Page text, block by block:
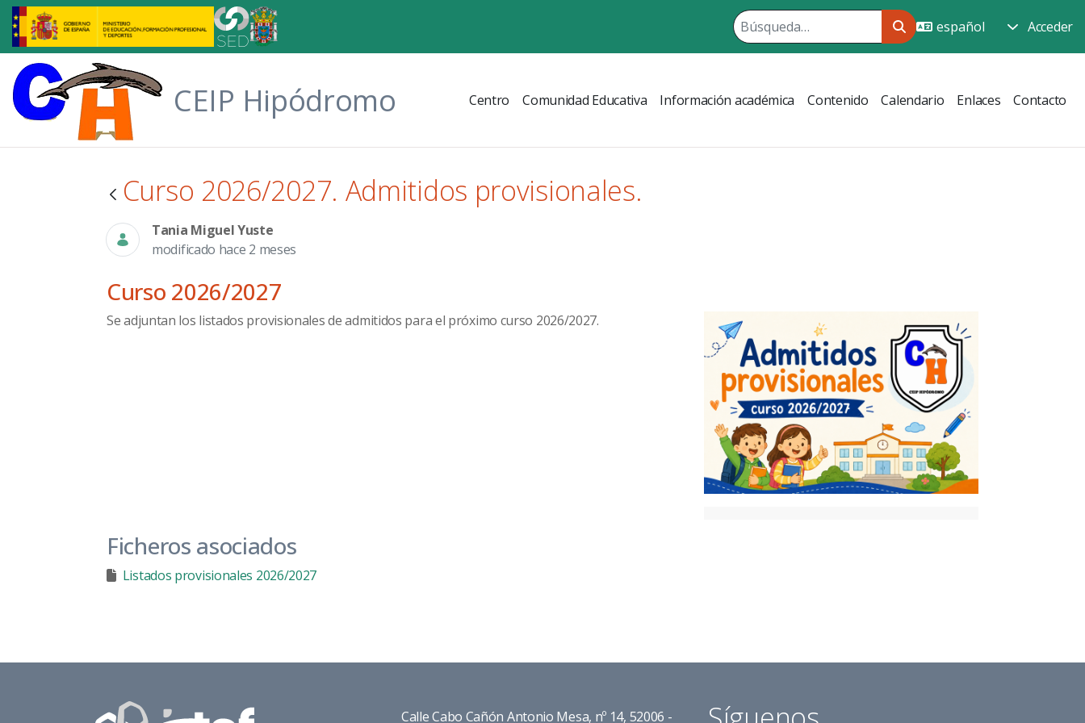
Saltar al contenido principal
Acceder
CEIP Hipódromo Centro Comunidad Educativa Información académica Contenido Calendario Enlaces Contacto
Curso 2026/2027. Admitidos provisionales.
Tania Miguel Yuste
modificado hace 2 meses
Curso 2026/2027
Se adjuntan los listados provisionales de admitidos para el próximo curso 2026/2027.
Ficheros asociados
Listados provisionales 2026/2027
Calle Cabo Cañón Antonio Mesa, nº 14, 52006 -